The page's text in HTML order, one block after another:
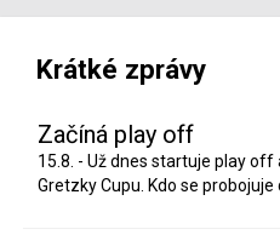
Krátké zprávy
Začíná play off
15.8. - Už dnes startuje play off
Gretzky Cupu. Kdo se